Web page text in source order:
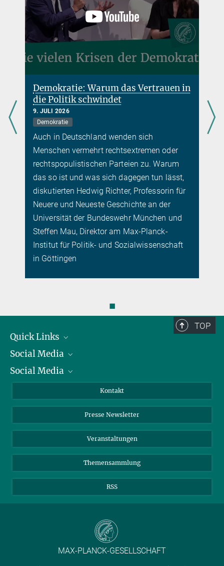
Demokratie: Warum das Vertrauen in
die Politik schwindet
9. JULI 2026
Demokratie
Auch in Deutschland wenden sich
Menschen vermehrt rechtsextremen oder
rechtspopulistischen Parteien zu. Warum
das so ist und was sich dagegen tun lässt,
diskutierten Hedwig Richter, Professorin für
Neuere und Neueste Geschichte an der
Universität der Bundeswehr München und
Steffen Mau, Direktor am Max-Planck-
Institut für Politik- und Sozialwissenschaft
in Göttingen
◼
TOP
Quick Links
Präsident
Zahlen und Fakten
Meldestelle Fehlverhalten
Social Media
Bluesky
TikTok
Social Media
Instagram
YouTube
Kontakt
Presse Newsletter
Veranstaltungen
Themensammlung
RSS
MAX-PLANCK-GESELLSCHAFT